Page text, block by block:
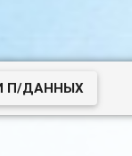
П/ДАННЫХ